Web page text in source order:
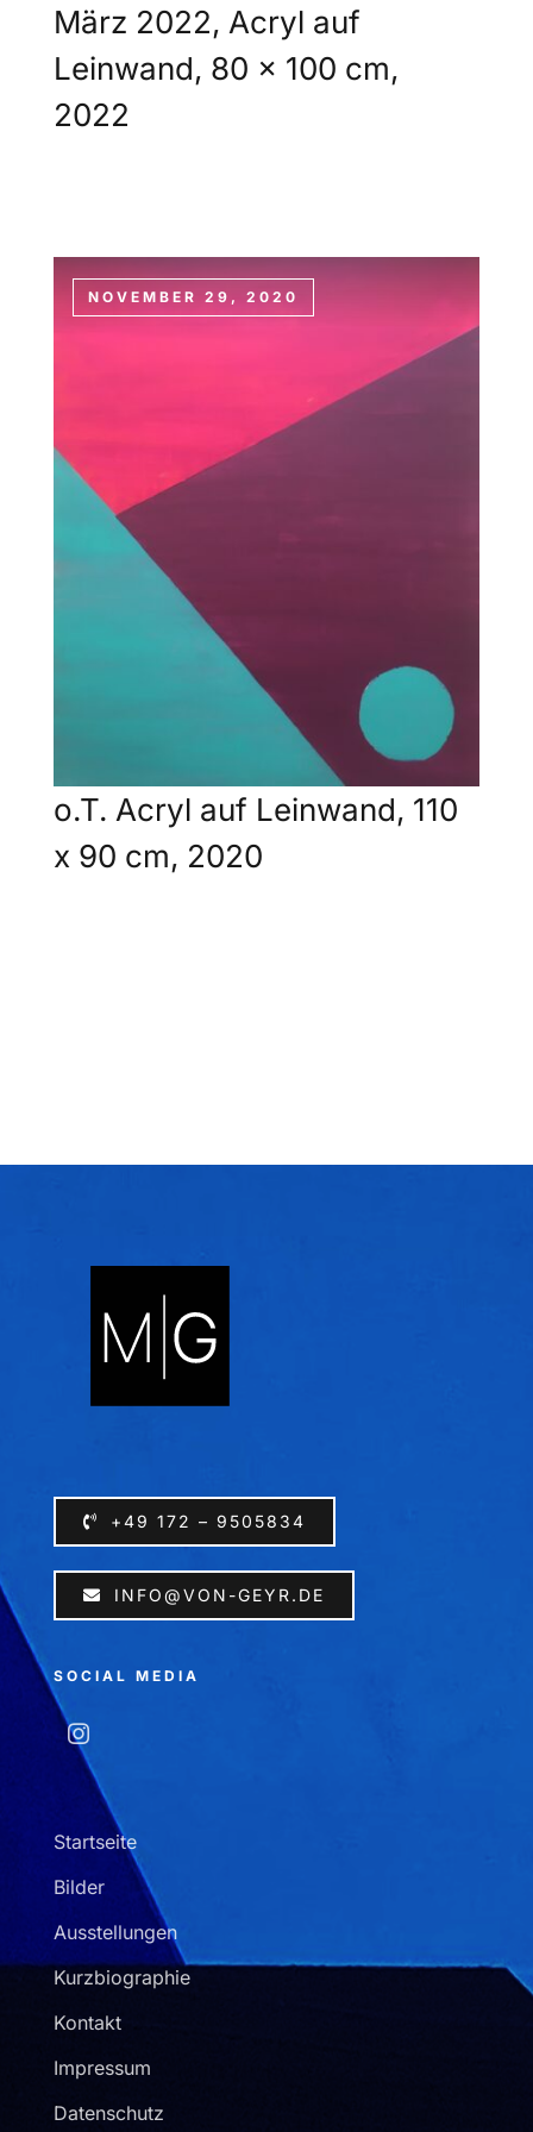
März 2022, Acryl auf
Leinwand, 80 x 100 cm,
2022
NOVEMBER 29, 2020
o.T. Acryl auf Leinwand, 110
x 90 cm, 2020
+49 172 – 9505834
INFO@VON-GEYR.DE
SOCIAL MEDIA
Startseite
Bilder
Ausstellungen
Kurzbiographie
Kontakt
Impressum
Datenschutz